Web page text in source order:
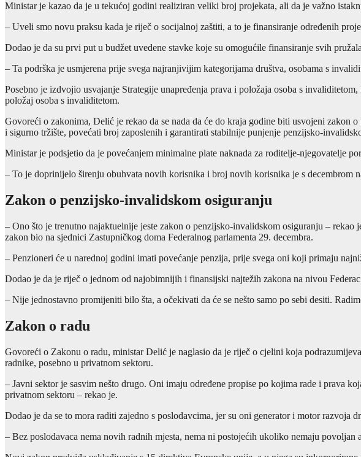
Ministar je kazao da je u tekućoj godini realiziran veliki broj projekata, ali da je važno
– Uveli smo novu praksu kada je riječ o socijalnoj zaštiti, a to je finansiranje određenih
Dodao je da su prvi put u budžet uvedene stavke koje su omogućile finansiranje svih
– Ta podrška je usmjerena prije svega najranjivijim kategorijama društva, osobama s
Posebno je izdvojio usvajanje Strategije unapređenja prava i položaja osoba s
položaj osoba s invaliditetom.
Govoreći o zakonima, Delić je rekao da se nada da će do kraja godine biti usvojeni zakon
i sigurno tržište, povećati broj zaposlenih i garantirati stabilnije punjenje penzijsko-
Ministar je podsjetio da je povećanjem minimalne plate naknada za roditelje-njegovatelje
– To je doprinijelo širenju obuhvata novih korisnika i broj novih korisnika je s decembrom
Zakon o penzijsko-invalidskom osiguranju
– Ono što je trenutno najaktuelnije jeste zakon o penzijsko-invalidskom osiguranju –
zakon bio na sjednici Zastupničkog doma Federalnog parlamenta 29. decembra.
– Penzioneri će u narednoj godini imati povećanje penzija, prije svega oni koji primaju
Dodao je da je riječ o jednom od najobimnijih i finansijski najtežih zakona na nivou
– Nije jednostavno promijeniti bilo šta, a očekivati da će se nešto samo po sebi desiti.
Zakon o radu
Govoreći o Zakonu o radu, ministar Delić je naglasio da je riječ o cjelini koja
radnike, posebno u privatnom sektoru.
– Javni sektor je sasvim nešto drugo. Oni imaju određene propise po kojima rade i prava
privatnom sektoru – rekao je.
Dodao je da se to mora raditi zajedno s poslodavcima, jer su oni generator i motor razvoja
– Bez poslodavaca nema novih radnih mjesta, nema ni postojećih ukoliko nemaju povoljan